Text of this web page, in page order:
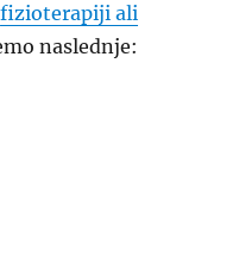
fizioterapiji ali
naslednje: